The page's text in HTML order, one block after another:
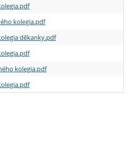
kolegia.pdf
děkanky.pdf
kolegia.pdf